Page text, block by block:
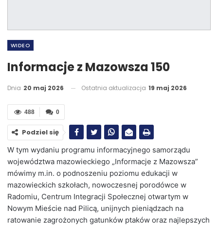
WIDEO
Informacje z Mazowsza 150
Dnia 20 maj 2026 Ostatnia aktualizacja 19 maj 2026
0
488
Podziel się
W tym wydaniu programu informacyjnego samorządu
województwa mazowieckiego „Informacje z Mazowsza”
mówimy m.in. o podnoszeniu poziomu edukacji w
mazowieckich szkołach, nowoczesnej porodówce w
Radomiu, Centrum Integracji Społecznej otwartym w
Nowym Mieście nad Pilicą, unijnych pieniądzach na
ratowanie zagrożonych gatunków ptaków oraz najlepszych